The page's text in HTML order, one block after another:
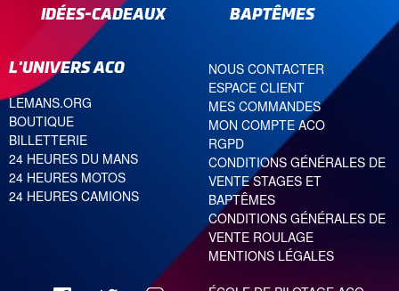
IDÉES-CADEAUX
BAPTÊMES
L'UNIVERS ACO
LEMANS.ORG
BOUTIQUE
BILLETTERIE
24 HEURES DU MANS
24 HEURES MOTOS
24 HEURES CAMIONS
NOUS CONTACTER
ESPACE CLIENT
MES COMMANDES
MON COMPTE ACO
RGPD
CONDITIONS GÉNÉRALES DE
VENTE STAGES ET
BAPTÊMES
CONDITIONS GÉNÉRALES DE
VENTE ROULAGE
MENTIONS LÉGALES